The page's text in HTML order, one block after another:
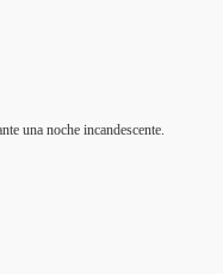
una noche incandescente.